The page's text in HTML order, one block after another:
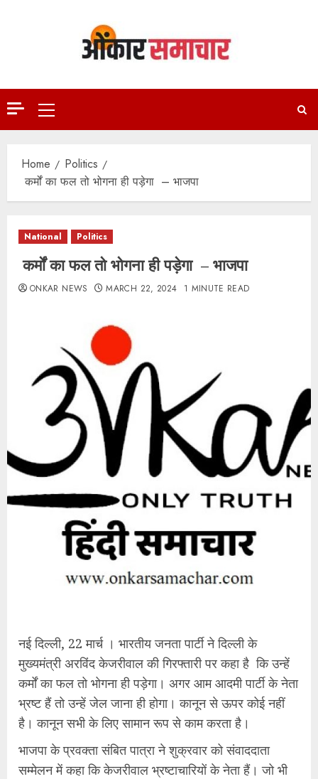
Primary
Menu
Home
Politics
कर्मों का फल तो भोगना ही पड़ेगा – भाजपा
National Politics
कर्मों का फल तो भोगना ही पड़ेगा – भाजपा
ONKAR NEWS MARCH 22, 2024 1 MINUTE READ
नई दिल्ली, 22 मार्च । भारतीय जनता पार्टी ने दिल्ली के
मुख्यमंत्री अरविंद केजरीवाल की गिरफ्तारी पर कहा है कि उन्हें
कर्मों का फल तो भोगना ही पड़ेगा। अगर आम आदमी पार्टी के नेता
भ्रष्ट हैं तो उन्हें जेल जाना ही होगा। कानून से ऊपर कोई नहीं
है। कानून सभी के लिए सामान रूप से काम करता है।
भाजपा के प्रवक्ता संबित पात्रा ने शुक्रवार को संवाददाता
सम्मेलन में कहा कि केजरीवाल भ्रष्टाचारियों के नेता हैं। जो भी